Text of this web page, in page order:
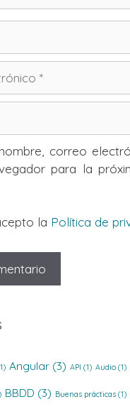
correo
para la
la Política de
Angular (3) API (1) Audio (1)
BBDD (3) Buenas prácticas (1)